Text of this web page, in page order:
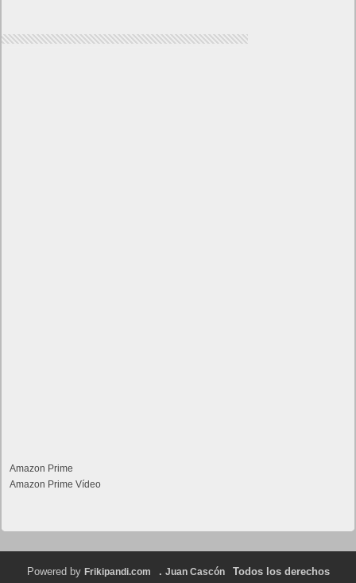
Amazon Prime
Amazon Prime Vídeo
Powered by Frikipandi.com . Juan Cascón Todos los derechos